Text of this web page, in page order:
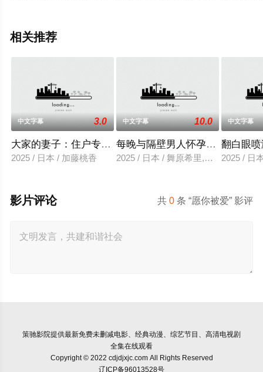
相关推荐
中文字幕 3.0
大家的妻子：住户专用洞口
2025 / 日本 / 加藤桃香
中文字幕 10.0
每晚与隔壁男人怀孕性爱
2025 / 日本 / 舞原希里,佐川金二
中文字幕
翻白眼
2025 / 日
共0 条 “愿你被爱” 影评
影片评论
策驰影院提供最新免费未删减电影、经典动漫、综艺节目、高清电视剧
全集在线观看
Copyright © 2022 cdjdjxjc.com All Rights Reserved
辽ICP备96013528号